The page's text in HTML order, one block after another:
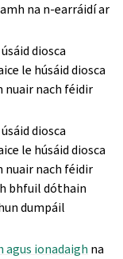
na n-earráidí ar
úsáid diosca
le húsáid diosca
nuair nach féidir
úsáid diosca
le húsáid diosca
nuair nach féidir
bhfuil dóthain
dumpáil
agus ionadaigh na